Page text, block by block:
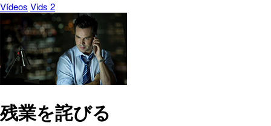
Vídeos Vids 2
残業を詫びる